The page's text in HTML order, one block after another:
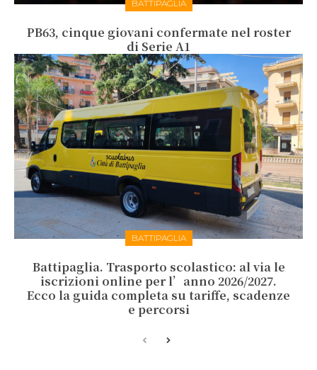
BATTIPAGLIA
PB63, cinque giovani confermate nel roster
di Serie A1
BATTIPAGLIA
Battipaglia. Trasporto scolastico: al via le
iscrizioni online per l’anno 2026/2027.
Ecco la guida completa su tariffe, scadenze
e percorsi